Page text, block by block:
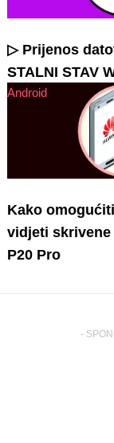
▷ Prijenos
STALNI STAV
Android
Kako
vidjeti skrivene
P20 Pro
-